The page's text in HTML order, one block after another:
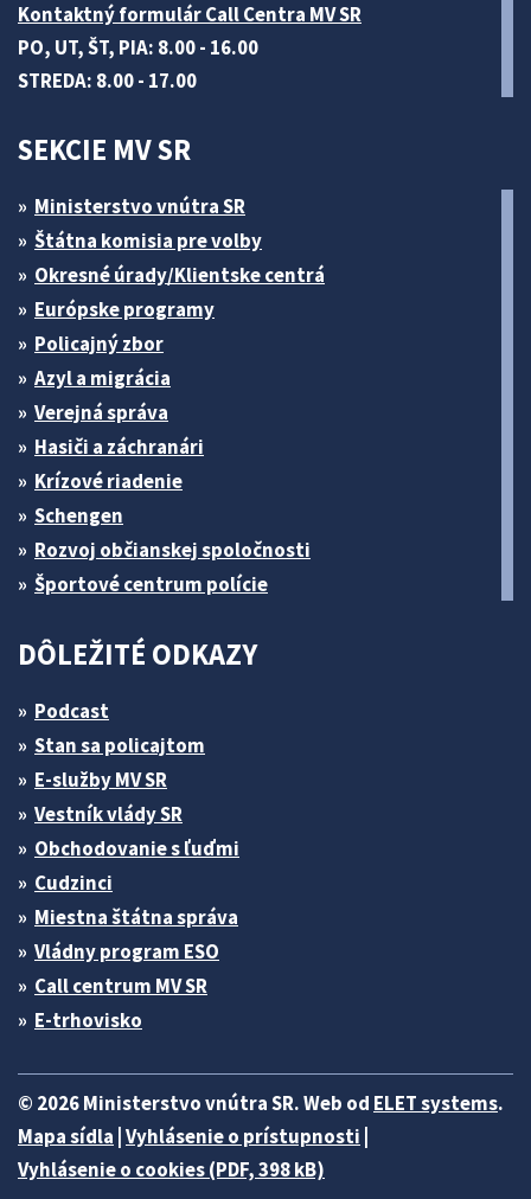
Kontaktný formulár Call Centra MV SR
PO, UT, ŠT, PIA: 8.00 - 16.00
STREDA: 8.00 - 17.00
SEKCIE MV SR
Ministerstvo vnútra SR
Štátna komisia pre volby
Okresné úrady/Klientske centrá
Európske programy
Policajný zbor
Azyl a migrácia
Verejná správa
Hasiči a záchranári
Krízové riadenie
Schengen
Rozvoj občianskej spoločnosti
Športové centrum polície
DÔLEŽITÉ ODKAZY
Podcast
Stan sa policajtom
E-služby MV SR
Vestník vlády SR
Obchodovanie s ľuďmi
Cudzinci
Miestna štátna správa
Vládny program ESO
Call centrum MV SR
E-trhovisko
© 2026 Ministerstvo vnútra SR. Web od ELET systems.
Mapa sídla Vyhlásenie o prístupnosti
Vyhlásenie o cookies (PDF, 398 kB)